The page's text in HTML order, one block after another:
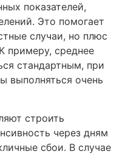
показателей,
Это помогает
случаи, но плюс
примеру, среднее
стандартным, при
выполняться очень
строить
через дням
сбои. В случае